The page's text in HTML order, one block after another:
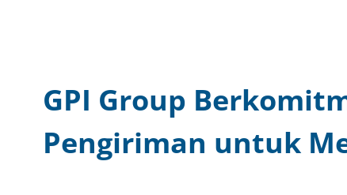
GPI Group
Pengiriman untuk